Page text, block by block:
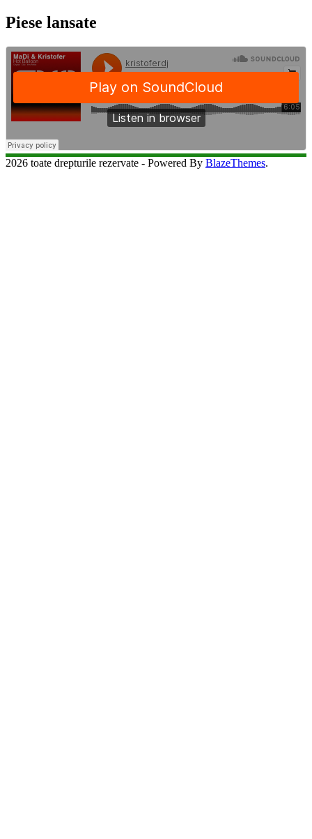
Piese lansate
2026 toate drepturile rezervate - Powered By BlazeThemes.